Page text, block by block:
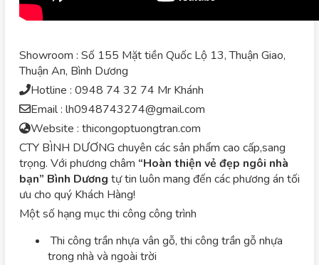
Showroom : Số 155 Mặt tiền Quốc Lộ 13, Thuận Giao,
Thuận An, Bình Dương
Hotline : 0948 74 32 74 Mr Khánh
Email : lh0948743274@gmail.com
Website : thicongoptuongtran.com
CTY BÌNH DƯƠNG chuyên các sản phẩm cao cấp,sang
trọng. Với phương châm “Hoàn thiện vẻ đẹp ngôi nhà
bạn” Bình Dương tự tin luôn mang đến các phương án tối
ưu cho quý Khách Hàng!
Một số hạng mục thi công công trình
Thi công trần nhựa vân gỗ, thi công trần gỗ nhựa
trong nhà và ngoài trời